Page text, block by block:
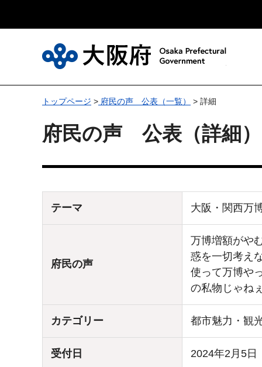
トップページ > 府民の声 公表（一覧） > 詳細
府民の声 公表（詳細）
テーマ 大阪・関西万
府民の声
万博増額がや
惑を一切考え
使って万博や
の私物じゃね
カテゴリー 都市魅力・観
受付日 2024年2月5日